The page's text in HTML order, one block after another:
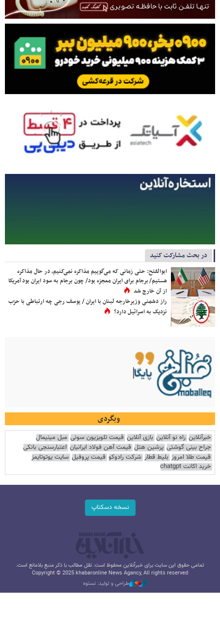
در بحث مشارکت کنید
ابوالفتح: حتی زمانی که می‌گوییم مذاکره نمی‌کنیم، در حال مذاکره
هستیم/ برجام برای ایران معجزه بود/ چون برجام به سود ایران بود آمریکا
از آن خارج شد
راز دشمنی وزیرخارجه لبنان با ایران / یوسف رجی چه ارتباطی با حزب
نزدیک به اسرائیل دارد؟
وبگردی
خبرآنلاین راه نو آنلاین بازی آنلاین قیمت تلویزیون سونی مبل مینیمال
جراح بینی گوشتی پرشین هتل قیمت آهن فولاد ایرانیان اعتبارسنجی بانکی
قیمت طلا امروز بلیط قطار شرکت رادوکو قیمت پروفیل سایت یوتوتایمز
خرید اکانت chatgpt
نسخه دسکتاپ
تمامی حقوق این سایت برای خبرآنلاین محفوظ است. نقل مطالب با ذکر منبع بلامانع است.
Copyright © 2025 khabaronline News Agancy, All rights reserved
طراحی و تولید: نستوه